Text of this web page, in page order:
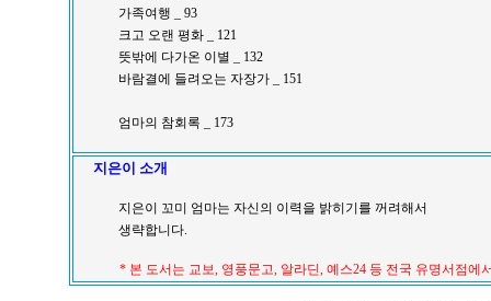
가족여행 _ 93
크고 오랜 평화 _ 121
뜻밖에 다가온 이별 _ 132
바람결에 들려오는 자장가 _ 151
엄마의 참회록 _ 173
지은이 소개
지은이 꼬미 엄마는 자신의 이력을 밝히기를 꺼려해서
생략합니다.
* 본 도서는 교보, 영풍문고, 알라딘, 예스24 등 전국 유명서점에